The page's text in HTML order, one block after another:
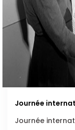
Journée
Journée